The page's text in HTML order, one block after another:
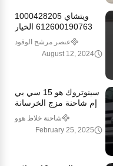
ويتشاي 1000428205
612600190763 الخيار
الأفضل لشاحناتك الثقيلة
عنصر مرشح الوقود
August 12, 2024
سينوتروك هو 15 سي بي
إم شاحنة مزج الخرسانة
محرك ويخاي
شاحنة خلاط هوو
February 25, 2025